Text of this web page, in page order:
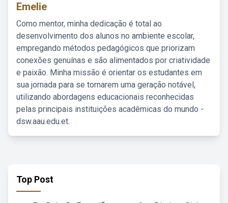
Emelie
Como mentor, minha dedicação é total ao
desenvolvimento dos alunos no ambiente escolar,
empregando métodos pedagógicos que priorizam
conexões genuínas e são alimentados por criatividade
e paixão. Minha missão é orientar os estudantes em
sua jornada para se tornarem uma geração notável,
utilizando abordagens educacionais reconhecidas
pelas principais instituições acadêmicas do mundo -
dsw.aau.edu.et.
Top Post